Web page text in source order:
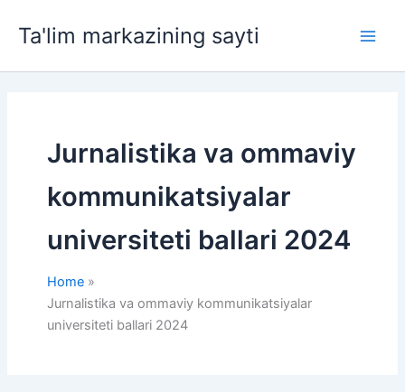
Ta'lim markazining sayti
Jurnalistika va ommaviy
kommunikatsiyalar
universiteti ballari 2024
Home
Jurnalistika va ommaviy kommunikatsiyalar
universiteti ballari 2024